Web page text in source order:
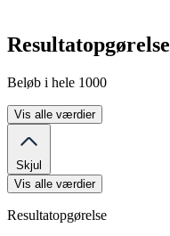
Resultatopgørelse
Beløb i hele 1000
Vis alle værdier
Skjul
Vis alle værdier
Resultatopgørelse